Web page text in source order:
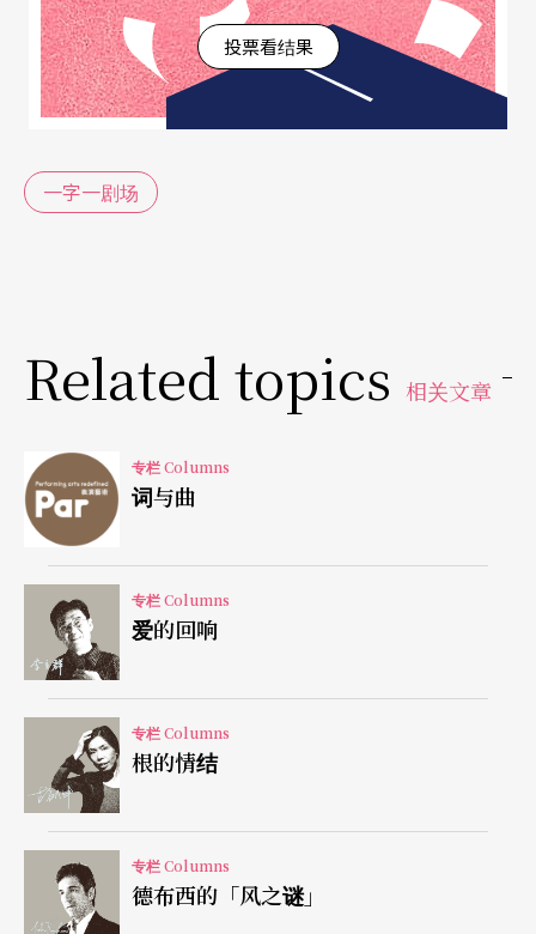
本，有时是导演，有时是票房，其中最惨的是，指
导老师。
许多制作里，文本先出来，几乎成了最重要的要素
焦虑、因为设计无法设计、因为不知道怎样宣
延扩散，让多数人不去承认害怕、不敢冒险，遗忘
方法和程序还有很多可能性。因此，廉价的客观科
学思维模式成了潜藏在工作底层最大的「一」。谁
说没有文本不能排戏？谁说有文本先出品质才有保
证？事实上，地雷都一样多。而这也成了学校毕业
制作的程序，因为有个文本学生比较好掌握，因为
学生不够成熟独立完成，因此会：影响到戏的品
质，演员会焦虑，设计无法设计……教育最可怕的
莫过于无形中将学生训练成：将依赖误以为是深
度，嘴砲误以为是意义，以客观科学的专业用纸去
美化包装「恐惧」——这所有创作强度的源头。
多，不是为了反对「一」的看法，是为了反对「只
有一」的看法，和反对为了维护「只有一」所延伸
投票看结果
一字一剧场
Related topics 相关文章
专栏 Columns
词与曲
专栏 Columns
爱的回响
专栏 Columns
根的情结
专栏 Columns
德布西的「风之谜」